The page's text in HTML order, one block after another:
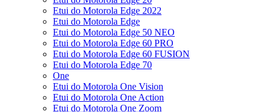
Etui do Motorola Edge 2022
Etui do Motorola Edge
Etui do Motorola Edge 50 NEO
Etui do Motorola Edge 60 PRO
Etui do Motorola Edge 60 FUSION
Etui do Motorola Edge 70
One
Etui do Motorola One Vision
Etui do Motorola One Action
Etui do Motorola One Zoom